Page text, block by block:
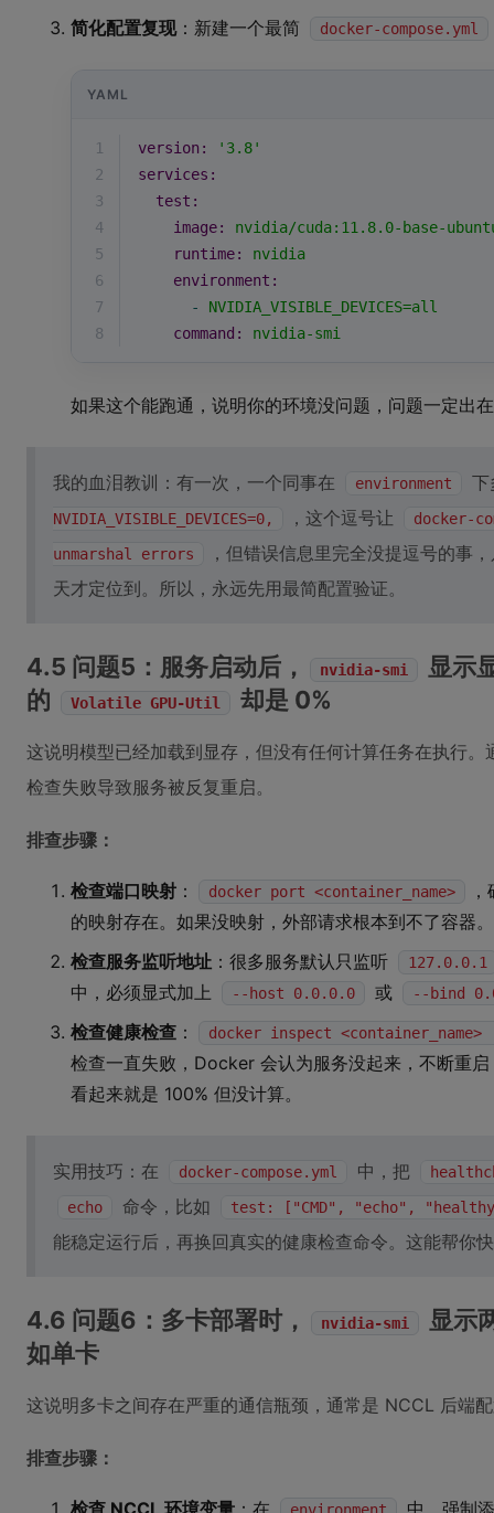
简化配置复现：新建一个最简 docker-compose.yml
YAML
1 version:
'3.8'
2
services:
3
test:
4
image:
nvidia/cuda:11.8.0-base-
5
runtime:
nvidia
6
environment:
7
-
NVIDIA_VISIBLE_DEVICES=all
8
command: nvidia-smi
如果这个能跑通，说明你的环境没问题，问题一定出
我的血泪教训：有一次，一个同事在 environment 下
NVIDIA_VISIBLE_DEVICES=0, ，这个逗号让
docker-
unmarshal errors
，但错误信息里完全没提逗号的事
天才定位到。所以，永远先用最简配置验证。
4.5 问题5：服务启动后， nvidia-smi
显示
的
Volatile GPU-Util 却是 0%
这说明模型已经加载到显存，但没有任何计算任务在执行
检查失败导致服务被反复重启。
排查步骤：
检查端口映射 ： docker port <container_name>
的映射存在。如果没映射，外部请求根本到不了容器。
检查服务监听地址 ：很多服务默认只监听 127.0.0.1
中，必须显式加上 --host 0.0.0.0 或 --bind
检查健康检查 ： docker inspect
检查一直失败，Docker 会认为服务没起来，不断重
看起来就是 100% 但没计算。
实用技巧：在 docker-compose.yml 中，把
echo
命令，比如 test: ["CMD", "echo",
能稳定运行后，再换回真实的健康检查命令。这能帮你
4.6 问题6：多卡部署时， nvidia-smi
显示
如单卡
这说明多卡之间存在严重的通信瓶颈，通常是 NCCL 后端
排查步骤：
检查 NCCL 环境变量 ：在 中，强制